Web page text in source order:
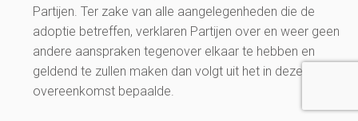
Partijen. Ter zake van alle aangelegenheden die de
adoptie betreffen, verklaren Partijen over en weer geen
andere aanspraken tegenover elkaar te hebben en
geldend te zullen maken dan volgt uit het in deze
overeenkomst bepaalde.